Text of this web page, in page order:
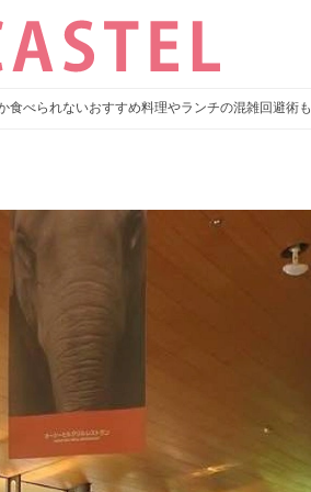
食べられないおすすめ料理やランチの混雑回避術も